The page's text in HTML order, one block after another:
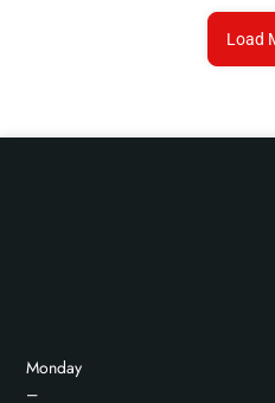
Load
Monday
–